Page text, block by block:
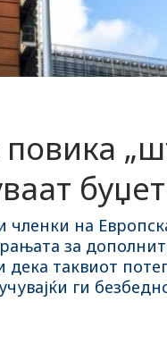
на
за
таквиот
ги